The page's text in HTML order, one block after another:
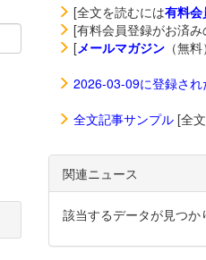
[全文を読むには有料会
[有料会員登録がお済み
[メールマガジン（無料
2026-03-09に登録され
全文記事サンプル[全文
関連ニュース
該当するデータが見つか